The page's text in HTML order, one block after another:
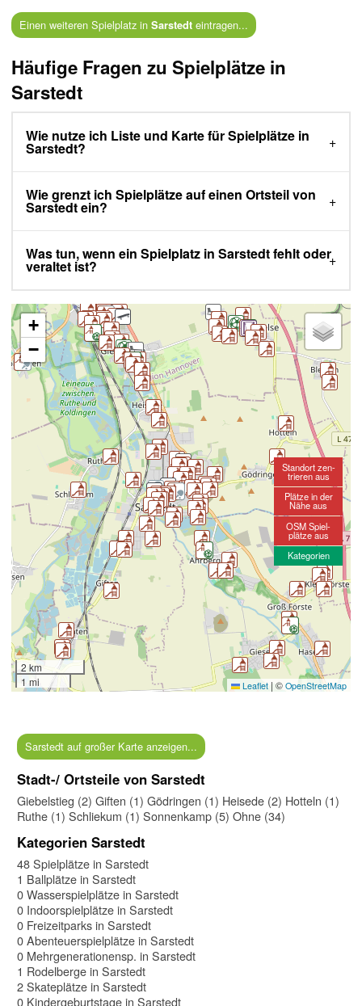
Einen weiteren Spielplatz in Sarstedteintragen...
Häufige Fragen zu Spielplätze in
Sarstedt
Wie nutze ich Liste und Karte für Spielplätze in
Sarstedt?
Wie grenzt ich Spielplätze auf einen Ortsteil von
Sarstedt ein?
Was tun, wenn ein Spielplatz in Sarstedt fehlt oder
veraltet ist?
+
−
2 km
1 mi
Leaflet | © OpenStreetMap
Standort zen-
trieren aus
Plätze in der
Nähe aus
OSM Spiel-
plätze aus
Kategorien
Sarstedt auf großer Karte anzeigen...
Stadt-/ Ortsteile von Sarstedt
Giebelstieg (2) Giften (1) Gödringen (1) Heisede (2) Hotteln (1)
Ruthe (1) Schliekum (1) Sonnenkamp (5) Ohne (34)
Kategorien Sarstedt
48 Spielplätze in Sarstedt
1 Ballplätze in Sarstedt
0 Wasserspielplätze in Sarstedt
0 Indoorspielplätze in Sarstedt
0 Freizeitparks in Sarstedt
0 Abenteuerspielplätze in Sarstedt
0 Mehrgenerationensp. in Sarstedt
1 Rodelberge in Sarstedt
2 Skateplätze in Sarstedt
0 Kindergeburtstage in Sarstedt